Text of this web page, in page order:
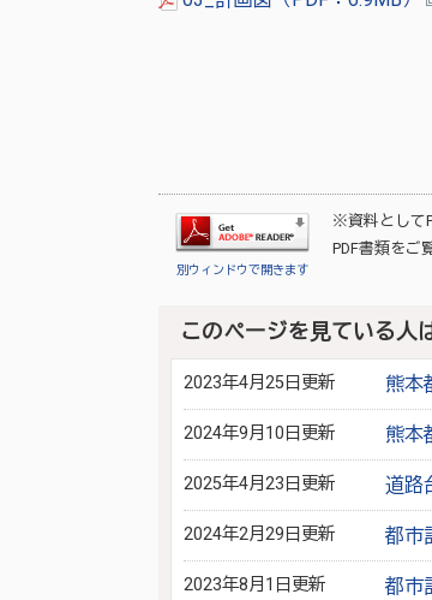
別ウィンドウで開きます
※資料として
PDF書類をご
このページを見ている人
2023年4月25日更新 熊本
2024年9月10日更新 熊本
2025年4月23日更新 道路
2024年2月29日更新 都市
2023年8月1日更新 都市